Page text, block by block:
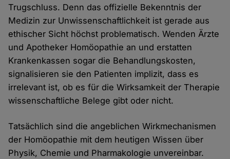
Trugschluss. Denn das offizielle Bekenntnis der
Medizin zur Unwissenschaftlichkeit ist gerade aus
ethischer Sicht höchst problematisch. Wenden Ärzte
und Apotheker Homöopathie an und erstatten
Krankenkassen sogar die Behandlungskosten,
signalisieren sie den Patienten implizit, dass es
irrelevant ist, ob es für die Wirksamkeit der Therapie
wissenschaftliche Belege gibt oder nicht.
Tatsächlich sind die angeblichen Wirkmechanismen
der Homöopathie mit dem heutigen Wissen über
Physik, Chemie und Pharmakologie unvereinbar.